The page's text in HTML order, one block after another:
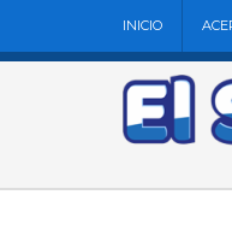
INICIO